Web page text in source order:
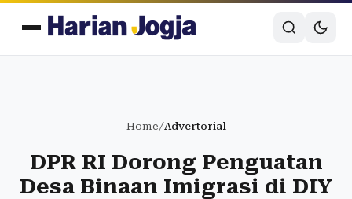
Home/Advertorial
DPR RI Dorong Penguatan
Desa Binaan Imigrasi di DIY